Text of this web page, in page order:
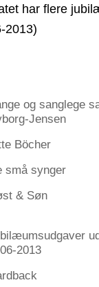
har flere
2013)
og sanglege
Jensen
Böcher
små synger
& Søn
2013